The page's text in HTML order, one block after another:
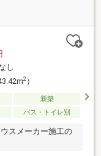
し
2）
新築
バス・トイレ別
スメーカー施工の